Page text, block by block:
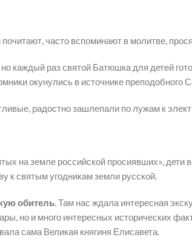
часто вспоминают в молитве,
каждый раз святой Батюшка для детей
окунулись в источнике преподобного
радостно зашлепали по лужам к
на земле российской просиявших»,
к святым угодникам земли русской.
обитель. Там нас ждала интересная
но и много интересных исторических
сама Великая княгиня Елисавета.